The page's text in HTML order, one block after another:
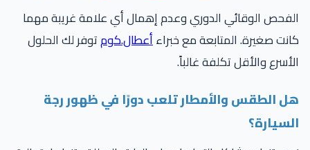
الوقائي الدوري وعدم إهمال أي علامة غريبة مهما
صغيرة. المتابعة مع خبراءأعطال.كومتوفر لك الحلول
والأقل تكلفة غالباً.
الطقس والأمطار تلعب دورًا في ظهور رجة